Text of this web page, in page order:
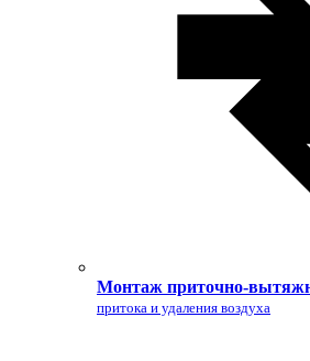
Монтаж приточно-
притока и удаления воздуха